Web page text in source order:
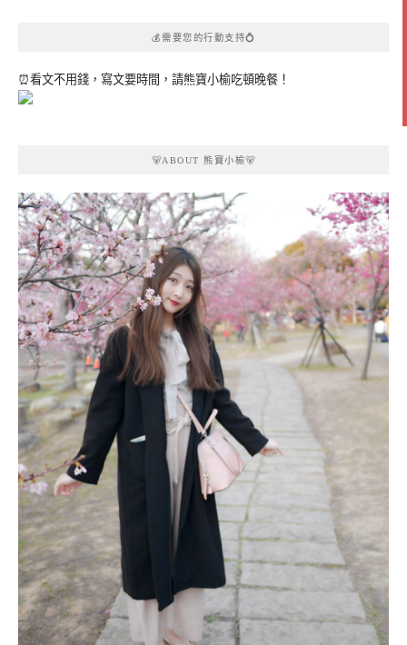
💰需要您的行動支持💍
⏰看文不用錢，寫文要時間，請熊寶小榆吃頓晚餐！
🐻ABOUT 熊寶小榆🐻